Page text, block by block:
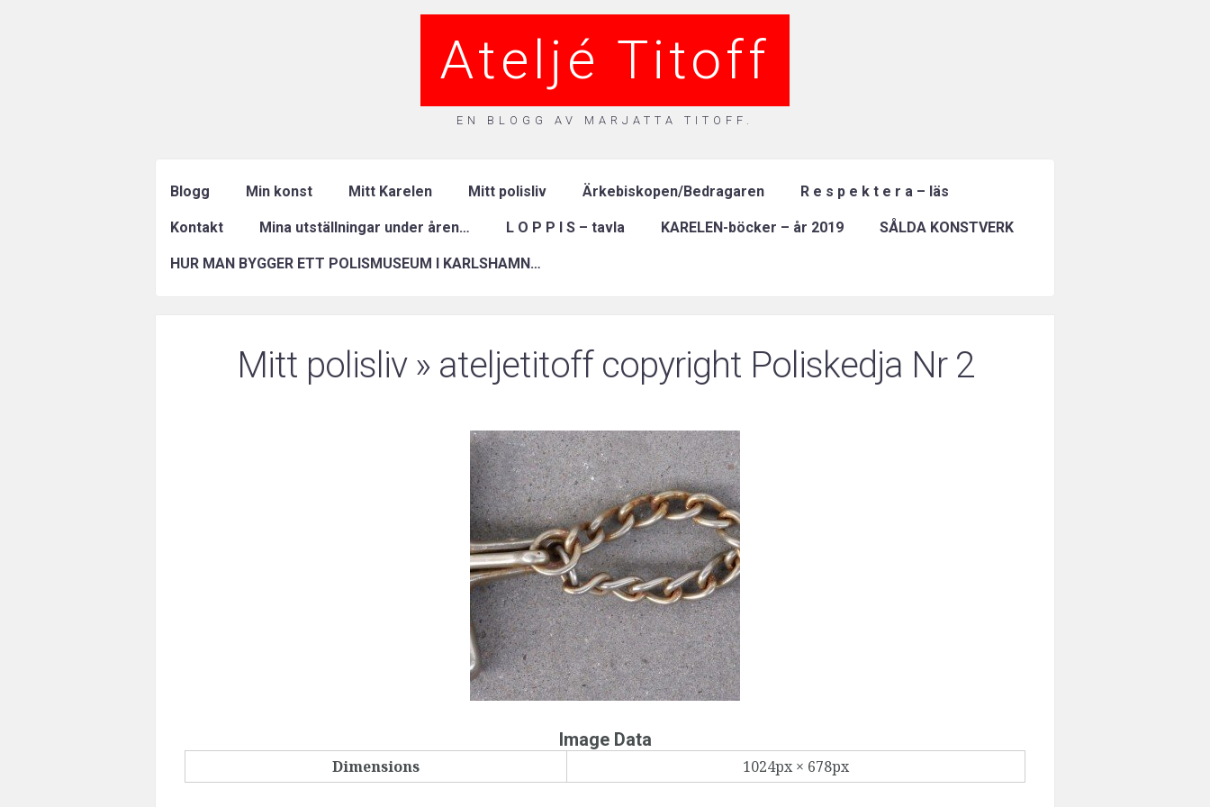
Ateljé Titoff
EN BLOGG AV MARJATTA TITOFF.
Blogg Min konst Mitt Karelen Mitt polisliv Ärkebiskopen/Bedragaren R e s p e k t e r a – läs
Kontakt Mina utställningar under åren… L O P P I S – tavla KARELEN-böcker – år 2019 SÅLDA KONSTVERK
HUR MAN BYGGER ETT POLISMUSEUM I KARLSHAMN…
Mitt polisliv» ateljetitoff copyright Poliskedja Nr 2
Image Data
Dimensions 1024px × 678px